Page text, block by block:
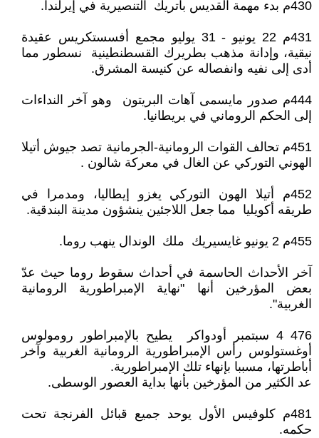
430م بدء مهمة القديس باتريك التنصيرية في إيرلندا.
431م 22 يونيو - 31 يوليو مجمع أفسستكريس عقيدة
نيقية، وإدانة مذهب بطريرك القسطنطينية نسطور مما
أدى إلى نفيه وانفصاله عن كنيسة المشرق.
444م صدور مايسمى آهات البريتون وهو آخر النداءات
إلى الحكم الروماني في بريطانيا.
451م تحالف القوات الرومانية-الجرمانية تصد جيوش أتيلا
الهوني التوركي عن الغال في معركة شالون .
452م أتيلا الهون التوركي يغزو إيطاليا، ومدمرا في
طريقه أكويليا مما جعل اللاجئين ينشؤون مدينة البندقية.
455م 2 يونيو غايسيريك ملك الوندال ينهب روما.
آخر الأحداث الحاسمة في أحداث سقوط روما حيث عدّ
بعض المؤرخين أنها "نهاية الإمبراطورية الرومانية
الغربية".
476 4 سبتمبر أودواكر يطيح بالإمبراطور رومولوس
أوغستولوس رأس الإمبراطورية الرومانية الغربية وآخر
أباطرتها، مسببا بإنهاء تلك الإمبراطورية.
عد الكثير من المؤرخين بأنها بداية العصور الوسطى.
481م كلوفيس الأول يوحد جميع قبائل الفرنجة تحت
حكمه.